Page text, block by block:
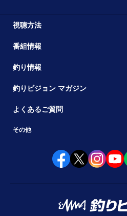
視聴方法
番組情報
釣り情報
釣りビジョン マガジン
よくあるご質問
その他